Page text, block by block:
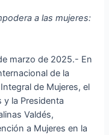
a las mujeres:
marzo de 2025.- En
de la
de Mujeres, el
la Presidenta
Valdés,
a Mujeres en la